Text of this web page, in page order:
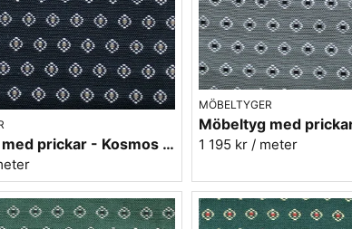
Möbeltyg med prickar - Kosmos nr.99 svart
MÖBELTYGER
1 195 kr / meter